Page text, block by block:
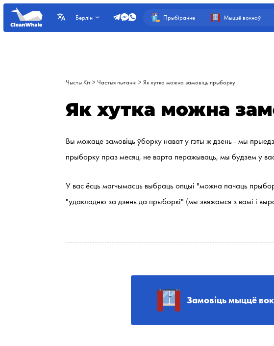
Берлін Прыбіранне Мыццё вокнаў
Чысты Кіт >Частыя пытанні >Як хутка можна замовіць прыборку
Як хутка можна
Вы можаце замовіць ўборку нават у гэты ж дзень - мы
прыборку праз месяц, не варта перажываць, мы будзем у
У вас ёсць магчымасць выбраць опцыі "можна пачаць
"удакладню за дзень да прыборкі" (мы звяжамся з вамі і
Замовіць мыццё